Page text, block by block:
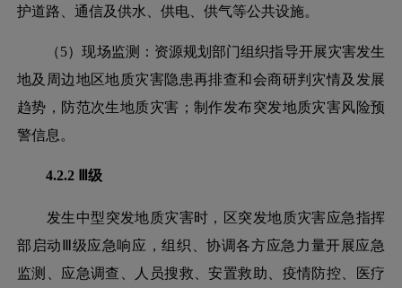
护道路、通信及供水、供电、供气等公共设施。
（5）现场监测：资源规划部门组织指导开展灾害发生
地及周边地区地质灾害隐患再排查和会商研判灾情及发展
趋势，防范次生地质灾害；制作发布突发地质灾害风险预
警信息。
4.2.2 Ⅲ级
发生中型突发地质灾害时，区突发地质灾害应急指挥
部启动
Ⅲ级应急响应，组织、协调各方应急力量开展应急
监测、应急调查、人员搜救、安置救助、疫情防控、医疗